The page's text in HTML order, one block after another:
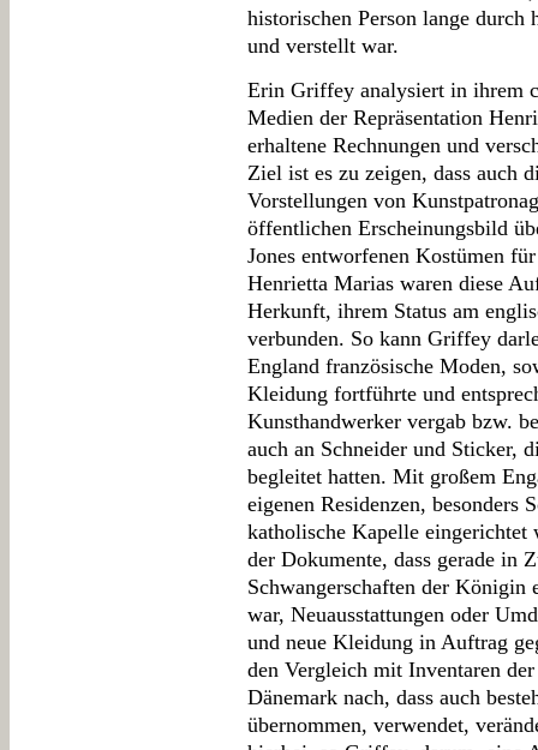
historischen Person lange
und verstellt war.
Erin Griffey analysiert in ihrem
Medien der Repräsentation
erhaltene Rechnungen und
Ziel ist es zu zeigen, dass auch
Vorstellungen von
öffentlichen Erscheinungsbild
Jones entworfenen Kostümen
Henrietta Marias waren diese
Herkunft, ihrem Status am
verbunden. So kann Griffey
England französische Moden,
Kleidung fortführte und
Kunsthandwerker vergab bzw.
auch an Schneider und Sticker,
begleitet hatten. Mit großem
eigenen Residenzen, besonders
katholische Kapelle
der Dokumente, dass gerade in
Schwangerschaften der Königin
war, Neuausstattungen oder
und neue Kleidung in Auftrag
den Vergleich mit Inventaren
Dänemark nach, dass auch
übernommen, verwendet,